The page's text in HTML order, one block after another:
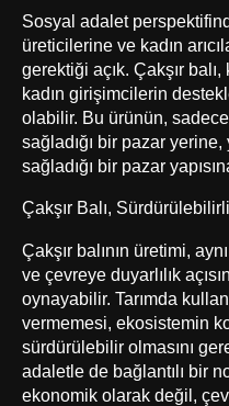
Sosyal adalet
üreticilerine ve kadın
gerektiği açık. Çakşır
kadın girişimcilerin
olabilir. Bu ürünün,
sağladığı bir pazar
sağladığı bir pazar
Çakşır Balı,
Çakşır balının üretimi,
ve çevreye duyarlılık
oynayabilir. Tarımda
vermemesi, ekosistemin
sürdürülebilir olmasını
adaletle de bağlantılı bir
ekonomik olarak değil,